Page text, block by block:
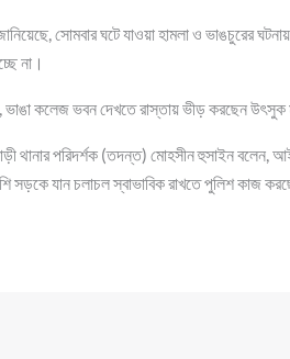
সোমবার ঘটে যাওয়া হামলা ও ভাঙচুরের
না।
ভাঙা কলেজ ভবন দেখতে রাস্তায় ভীড় করছেন
থানার পরিদর্শক (তদন্ত) মোহসীন হুসাইন
সড়কে যান চলাচল স্বাভাবিক রাখতে পুলিশ কাজ